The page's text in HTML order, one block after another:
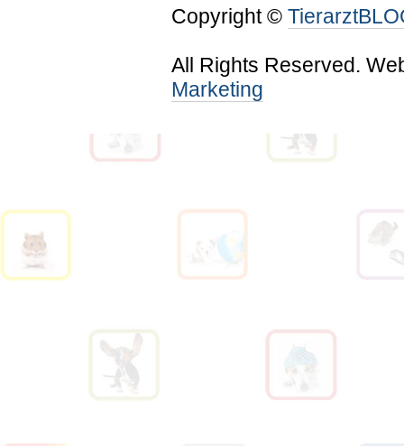
Copyright ©
All Rights Reserved.
Marketing